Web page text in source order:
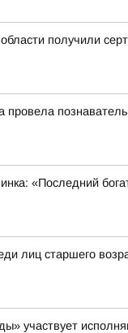
получили
провела
«Последний
лиц старшего
участвует